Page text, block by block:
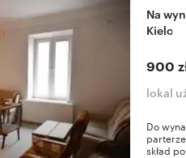
Na wynajem przestronny lokal 34 m² w centrum
Kielc
900
lokal
Do
skład